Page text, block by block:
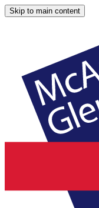
Skip to main content